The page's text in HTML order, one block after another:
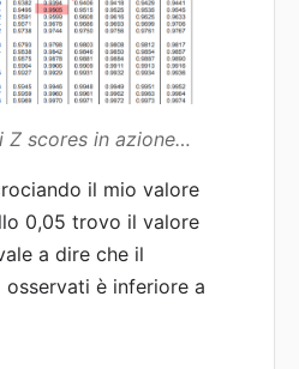
Z scores in azione…
il mio valore
0,05 trovo il valore
a dire che il
è inferiore a